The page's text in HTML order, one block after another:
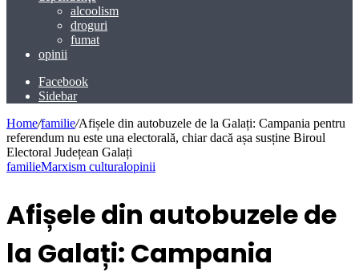
alcoolism
droguri
fumat
opinii
Facebook
Sidebar
Home/familie/Afișele din autobuzele de la Galați: Campania pentru
referendum nu este una electorală, chiar dacă așa susține Biroul
Electoral Județean Galați
familieMarxism culturalopinii
Afișele din autobuzele de
la Galați: Campania